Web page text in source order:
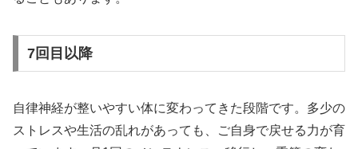
7回目以降
自律神経が整いやすい体に変わってきた段階です。多少の
ストレスや生活の乱れがあっても、ご自身で戻せる力が育